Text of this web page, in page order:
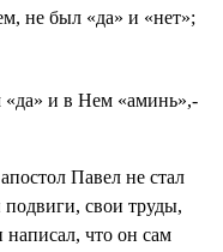
не был «да» и «нет»;
и в Нем «аминь»,-
Павел не стал
свои труды,
написал, что он сам